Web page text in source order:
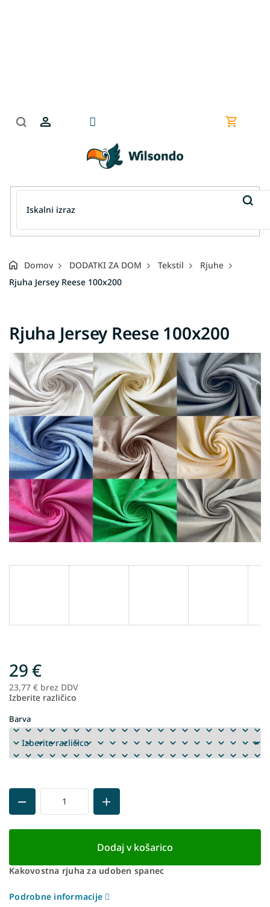
Domov DODATKI ZA DOM Tekstil
Rjuhe
Rjuha Jersey Reese 100x200
Rjuha Jersey Reese 100x200
29 €
23,77 € brez DDV
Izberite različico
Barva
Dodaj v košarico
Kakovostna rjuha za udoben spanec
Podrobne informacije